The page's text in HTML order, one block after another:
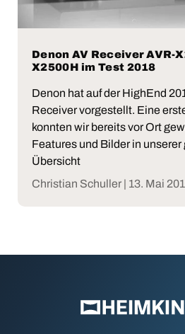
Denon AV Receiver AVR-
X2500H im Test 2018
Denon hat auf der HighEnd
Receiver vorgestellt. Eine
konnten wir bereits vor Ort
Features und Bilder in
Übersicht
Christian Schuller | 13. Mai